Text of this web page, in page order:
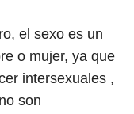
el sexo es un
o mujer, ya que
intersexuales ,
son